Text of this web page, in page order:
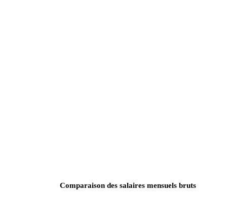
Comparaison des salaires mensuels bruts